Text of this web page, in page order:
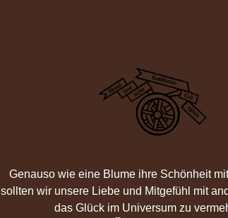
Genauso wie eine Blume ihre Schönheit
sollten wir unsere Liebe und Mitgefühl mit
das Glück im Universum zu